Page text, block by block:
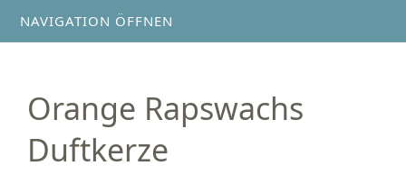
NAVIGATION ÖFFNEN
Orange Rapswachs
Duftkerze